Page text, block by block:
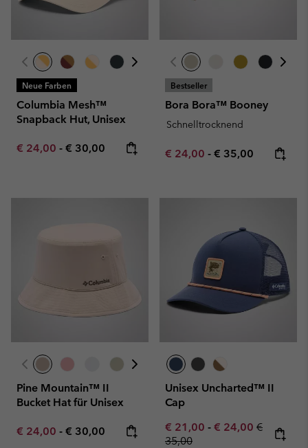
Neue Farben
Columbia Mesh™
Snapback Hut, Unisex
Minimum sale price:
€ 24,00 - Maximum price:
€ 30,00
Bestseller
Bora Bora™ Booney
Schnelltrocknend
Minimum sale price:
€ 24,00 - Maximum price:
€ 35,00
Pine Mountain™ II
Bucket Hat für Unisex
Minimum sale price:
€ 24,00 - Maximum price:
€ 30,00
Unisex Uncharted™ II
Cap
Minimum sale price:
€ 21,00 - Maximum sale
€ 24,00 Regular
€
35,00